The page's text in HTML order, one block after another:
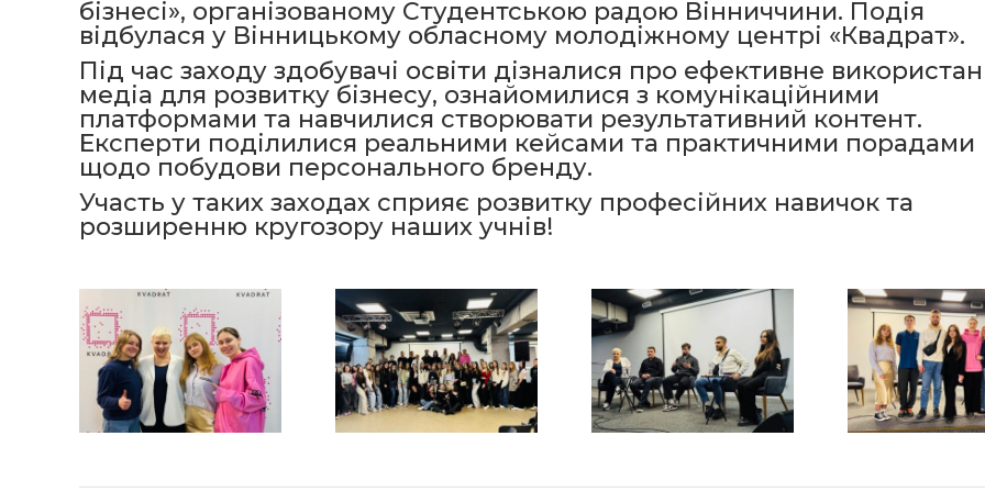
бізнесі», організованому Студентською радою Вінниччини. Подія
відбулася у Вінницькому обласному молодіжному центрі «Квадрат».
Під час заходу здобувачі освіти дізналися про ефективне
медіа для розвитку бізнесу, ознайомилися з комунікаційними
платформами та навчилися створювати результативний контент.
Експерти поділилися реальними кейсами та практичними порадами
щодо побудови персонального бренду.
Участь у таких заходах сприяє розвитку професійних навичок та
розширенню кругозору наших учнів!